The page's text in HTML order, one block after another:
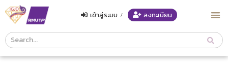
Course
Search
Header
เข้าสู่ระบบ / ลงทะเบียน